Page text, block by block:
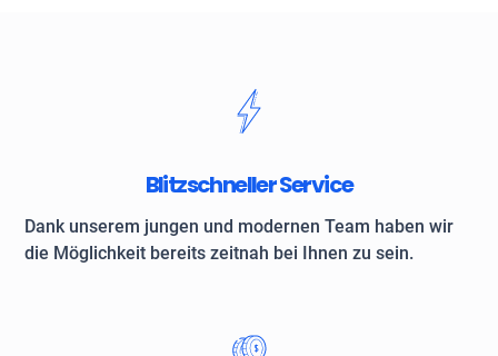
Blitzschneller Service
Dank unserem jungen und modernen Team haben wir
die Möglichkeit bereits zeitnah bei Ihnen zu sein.